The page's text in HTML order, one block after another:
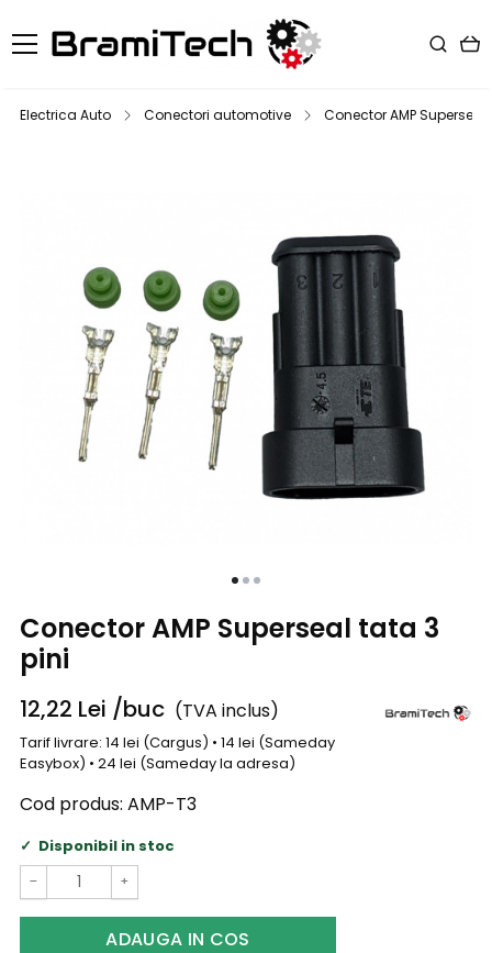
Electrica Auto Conectori automotive Conector AMP
Conector AMP Superseal tata 3
pini
12,22 Lei /buc (TVA inclus)
Tarif livrare: 14 lei (Cargus) • 14 lei (Sameday
Easybox) • 24 lei (Sameday la adresa)
Cod produs: AMP-T3
Disponibil in stoc
− +
ADAUGA IN COS